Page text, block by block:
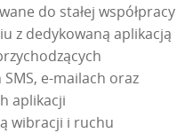
do stałej współpracy
z dedykowaną aplikacją
e-mailach oraz
aplikacji
wibracji i ruchu